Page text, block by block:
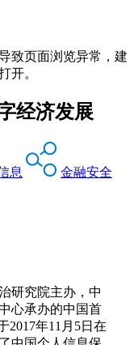
致页面浏览异常，建
开。
经济发展
息
金融安全
研究院主办，中
心承办的中国首
2017年11月5日在